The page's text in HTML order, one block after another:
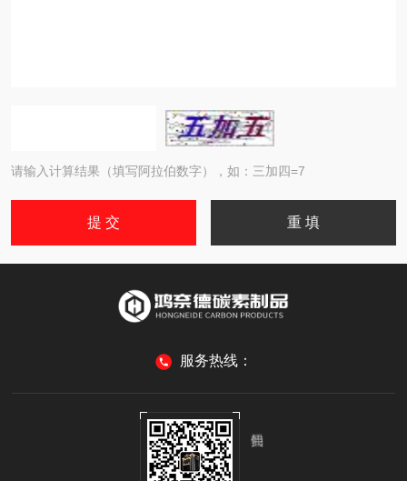
请输入计算结果（填写阿拉伯数字），如：三加四=7
服务热线：